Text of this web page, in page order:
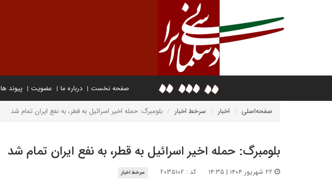
صفحه نخست درباره ما عضویت پیوند ها
صفحه‌اصلی اخبار سرخط اخبار بلومبرگ: حمله اخیر اسرائیل به قطر، به نفع ایران تمام شد
بلومبرگ: حمله اخیر اسرائیل به قطر، به نفع ایران تمام شد
کد : ۲۰۳۵۱۰۲ سرخط اخبار